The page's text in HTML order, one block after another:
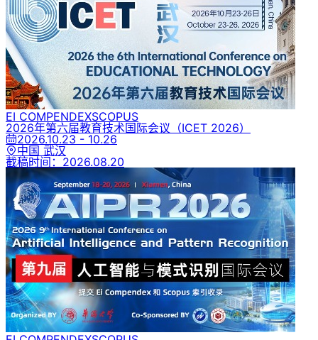
EI COMPENDEXSCOPUS
2026年第六届教育技术国际会议 （ICET 2026）
2026.10.23 - 10.26
中国 武汉
截稿时间： 2026.08.20